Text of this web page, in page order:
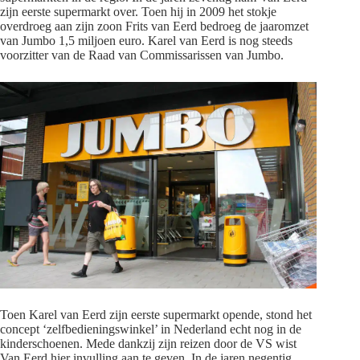
zijn eerste supermarkt over. Toen hij in 2009 het stokje
overdroeg aan zijn zoon Frits van Eerd bedroeg de jaaromzet
van Jumbo 1,5 miljoen euro. Karel van Eerd is nog steeds
voorzitter van de Raad van Commissarissen van Jumbo.
Toen Karel van Eerd zijn eerste supermarkt opende, stond het
concept ‘zelfbedieningswinkel’ in Nederland echt nog in de
kinderschoenen. Mede dankzij zijn reizen door de VS wist